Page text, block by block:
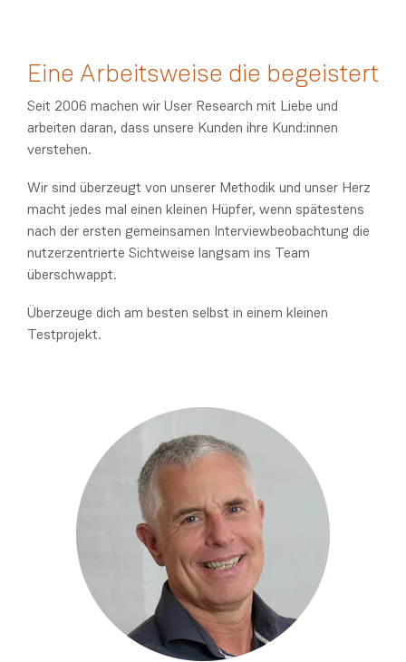
Eine Arbeitsweise die begeistert
Seit 2006 machen wir User Research mit Liebe und
arbeiten daran, dass unsere Kunden ihre Kund:innen
verstehen.
Wir sind überzeugt von unserer Methodik und unser Herz
macht jedes mal einen kleinen Hüpfer, wenn spätestens
nach der ersten gemeinsamen Interviewbeobachtung die
nutzerzentrierte Sichtweise langsam ins Team
überschwappt.
Überzeuge dich am besten selbst in einem kleinen
Testprojekt.